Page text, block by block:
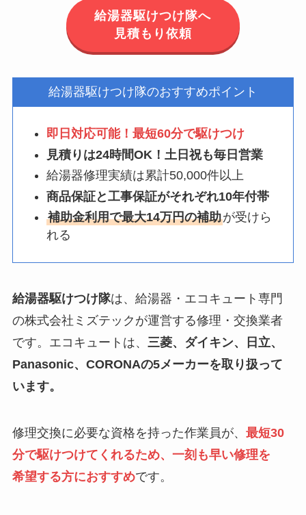
給湯器駆けつけ隊へ
見積もり依頼
給湯器駆けつけ隊のおすすめポイント
即日対応可能！最短60分で駆けつけ
見積りは24時間OK！土日祝も毎日営業
給湯器修理実績は累計50,000件以上
商品保証と工事保証がそれぞれ10年付帯
補助金利用で最大14万円の補助が受けら
れる
給湯器駆けつけ隊は、給湯器・エコキュート専門
の株式会社ミズテックが運営する修理・交換業者
です。エコキュートは、 三菱、ダイキン、日立、
Panasonic、CORONAの5メーカーを取り扱って
います。
修理交換に必要な資格を持った作業員が、 最短30
分で駆けつけてくれるため、一刻も早い修理を
希望する方におすすめです。